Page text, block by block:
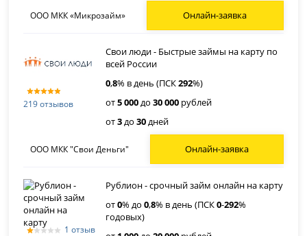
ООО МКК «Микрозайм» Онлайн-заявка
219 отзывов
Свои люди - Быстрые займы на карту по
всей России
0,8% в день (ПСК292%)
от5 000до30 000 рублей
от3до30дней
ООО МКК "Свои Деньги" Онлайн-заявка
1 отзыв
Рублион - срочный займ онлайн на карту
от0% до0,8% в день (ПСК0-292%
годовых)